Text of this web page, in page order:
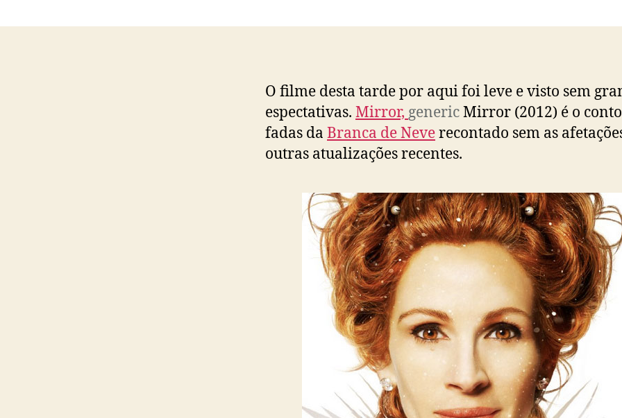
O filme desta tarde por aqui foi leve e visto sem
espectativas. Mirror, genericMirror (2012) é o
fadas da Branca de Neverecontado sem as
outras atualizações recentes.